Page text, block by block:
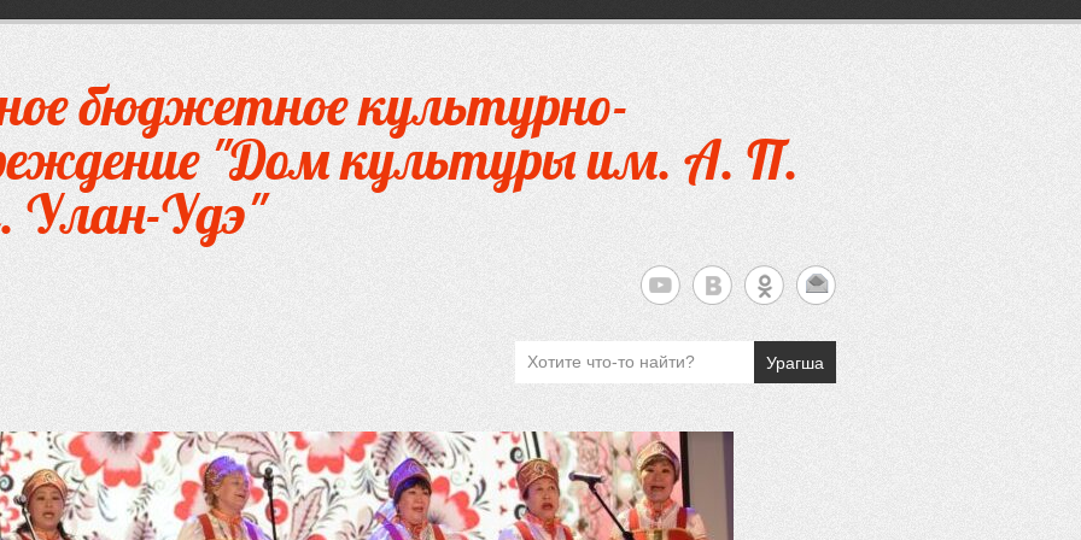
бюджетное культурно-
"Дом культуры им. А. П.
Улан-Удэ"
Урагша